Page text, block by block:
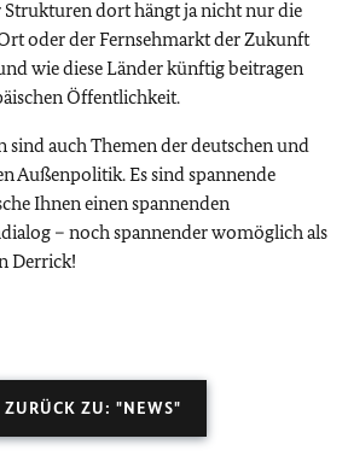
dort hängt ja nicht nur die
oder der Fernsehmarkt der Zukunft
wie diese Länder künftig beitragen
Öffentlichkeit.
sind auch Themen der deutschen und
Außenpolitik. Es sind spannende
Ihnen einen spannenden
– noch spannender womöglich als
Derrick!
ZURÜCK ZU: "NEWS"